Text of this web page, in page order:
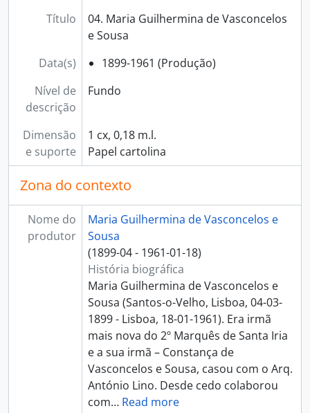
Título
04. Maria Guilhermina de Vasconcelos
e Sousa
Data(s)
1899-1961 (Produção)
Nível de
descrição
Fundo
Dimensão
e suporte
1 cx, 0,18 m.l.
Papel cartolina
Zona do contexto
Nome do
produtor
Maria Guilhermina de Vasconcelos e
Sousa
(1899-04 - 1961-01-18)
História biográfica
Maria Guilhermina de Vasconcelos e
Sousa (Santos-o-Velho, Lisboa, 04-03-
1899 - Lisboa, 18-01-1961). Era irmã
mais nova do 2º Marquês de Santa Iria
e a sua irmã – Constança de
Vasconcelos e Sousa, casou com o Arq.
António Lino. Desde cedo colaborou
com… Read more